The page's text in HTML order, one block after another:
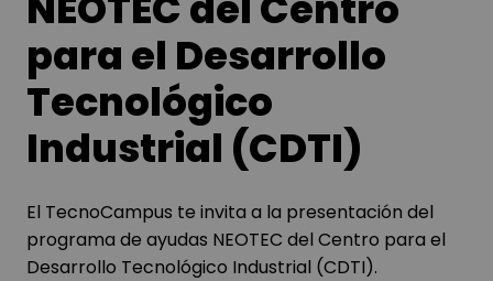
para el Desarrollo
Tecnológico
Industrial (CDTI)
El TecnoCampus te invita a la presentación del
programa de ayudas NEOTEC del Centro para el
Desarrollo Tecnológico Industrial (CDTI).